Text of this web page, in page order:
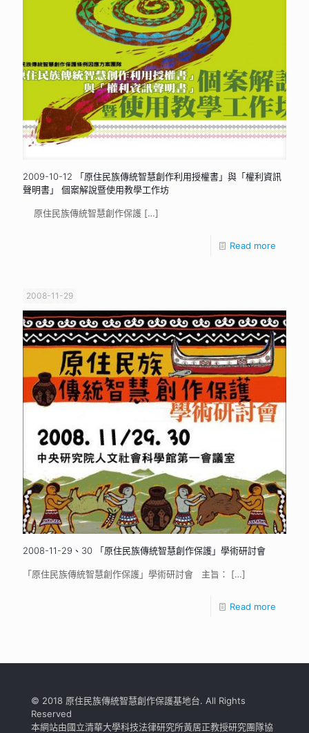
2009-10-12 「原住民族傳統智慧創作利用授權書」與「權利資訊
聲明書」 個案解說暨使用教學工作坊
原住民族傳統智慧創作保護 […]
Read more
2008-11-29
2008-11-29、30 「原住民族傳統智慧創作保護」學術研討會
「原住民族傳統智慧創作保護」學術研討會 主旨： […]
Read more
© 2018 原住民族傳統智慧創作保護基地台. All Rights
Reserved
本網站由國立清華大學科技法律研究所黃居正教授研究團隊協